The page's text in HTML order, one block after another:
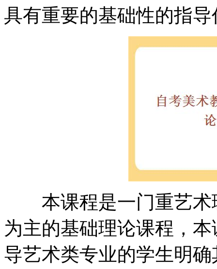
具有重要的基础性的指导
本课程是一门重艺术
为主的基础理论课程，
导艺术类专业的学生明